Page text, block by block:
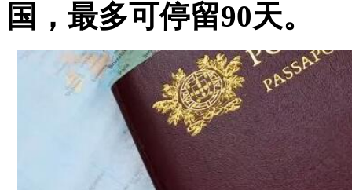
国，最多可停留90天。